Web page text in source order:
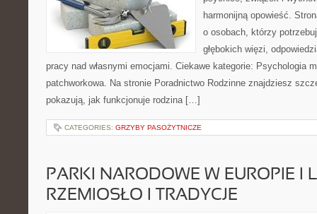
harmonijną opowieść.
o osobach, którzy
głębokich więzi,
pracy nad własnymi emocjami. Ciekawe kategorie: Psychologia
patchworkowa. Na stronie Poradnictwo Rodzinne znajdziesz
pokazują, jak funkcjonuje rodzina […]
CATEGORIES: GRZYBY PASOŻYTNICZE
PARKI NARODOWE W EUROPIE I
RZEMIOSŁO I TRADYCJE